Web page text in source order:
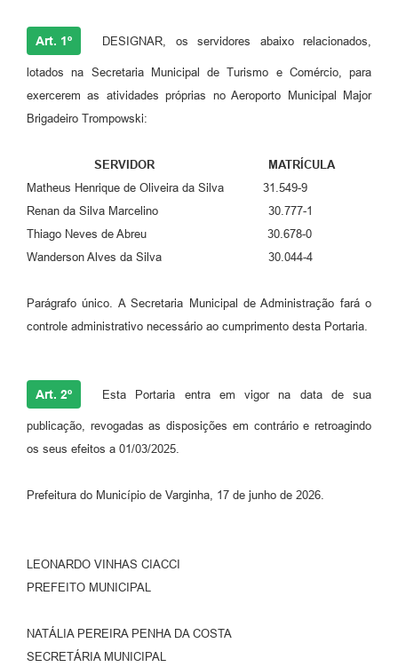
Art. 1º DESIGNAR, os servidores abaixo relacionados,
lotados na Secretaria Municipal de Turismo e Comércio, para
exercerem as atividades próprias no Aeroporto Municipal Major
Brigadeiro Trompowski:
SERVIDOR MATRÍCULA
Matheus Henrique de Oliveira da Silva 31.549-9
Renan da Silva Marcelino 30.777-1
Thiago Neves de Abreu 30.678-0
Wanderson Alves da Silva 30.044-4
Parágrafo único. A Secretaria Municipal de Administração fará o
controle administrativo necessário ao cumprimento desta Portaria.
Art. 2º Esta Portaria entra em vigor na data de sua
publicação, revogadas as disposições em contrário e retroagindo
os seus efeitos a 01/03/2025.
Prefeitura do Município de Varginha, 17 de junho de 2026.
LEONARDO VINHAS CIACCI
PREFEITO MUNICIPAL
NATÁLIA PEREIRA PENHA DA COSTA
SECRETÁRIA MUNICIPAL